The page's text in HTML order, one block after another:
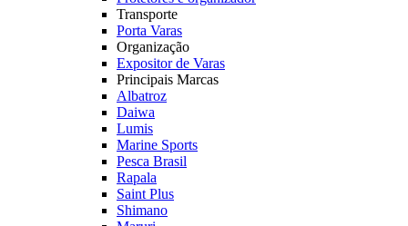
Transporte
Porta Varas
Organização
Expositor de Varas
Principais Marcas
Albatroz
Daiwa
Lumis
Marine Sports
Pesca Brasil
Rapala
Saint Plus
Shimano